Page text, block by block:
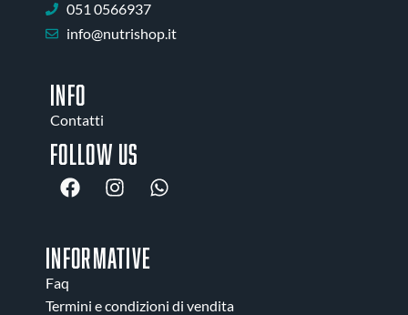
051 0566937
info@nutrishop.it
INFO
Contatti
Follow us
INFORMATIVE
Faq
Termini e condizioni di vendita